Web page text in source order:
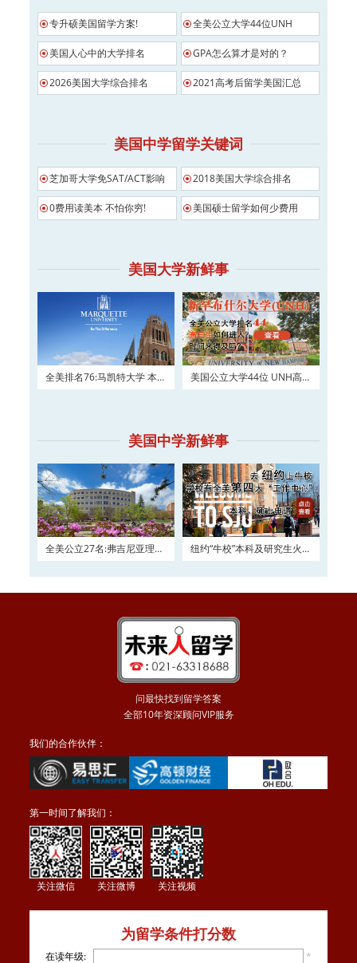
专升硕美国留学方案! 全美公立大学44位UNH
美国人心中的大学排名 GPA怎么算才是对的？
2026美国大学综合排名 2021高考后留学美国汇总
美国中学留学关键词
芝加哥大学免SAT/ACT影响 2018美国大学综合排名
0费用读美本 不怕你穷! 美国硕士留学如何少费用
美国大学新鲜事
全美排名76:马凯特大学 本科
美国公立大学44位 UNH高三
美国中学新鲜事
全美公立27名:弗吉尼亚理工
纽约“牛校”本科及研究生火热
问最快找到留学答案
全部10年资深顾问VIP服务
我们的合作伙伴：
第一时间了解我们：
关注微信 关注微博 关注视频
为留学条件打分数
在读年级: *